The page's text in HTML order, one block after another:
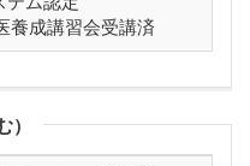
養成講習会受講済